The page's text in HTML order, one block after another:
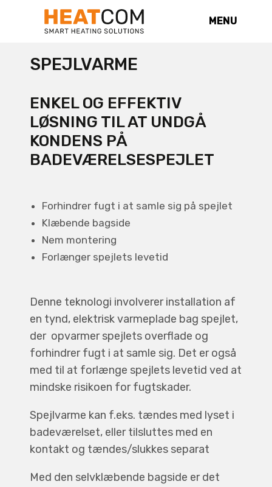
MENU
SPEJLVARME
ENKEL OG EFFEKTIV
LØSNING TIL AT UNDGÅ
KONDENS PÅ
BADEVÆRELSESPEJLET
Forhindrer fugt i at samle sig på spejlet
Klæbende bagside
Nem montering
Forlænger spejlets levetid
Denne teknologi involverer installation af
en tynd, elektrisk varmeplade bag spejlet,
der opvarmer spejlets overflade og
forhindrer fugt i at samle sig. Det er også
med til at forlænge spejlets levetid ved at
mindske risikoen for fugtskader.
Spejlvarme kan f.eks. tændes med lyset i
badeværelset, eller tilsluttes med en
kontakt og tændes/slukkes separat
Med den selvklæbende bagside er det